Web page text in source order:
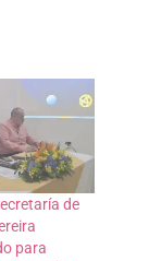
de
para